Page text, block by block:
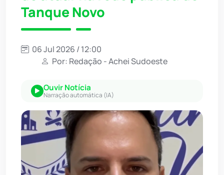
Tanque Novo
06 Jul 2026 / 12:00
Por: Redação - Achei Sudoeste
Ouvir Notícia
Narração automática (IA)